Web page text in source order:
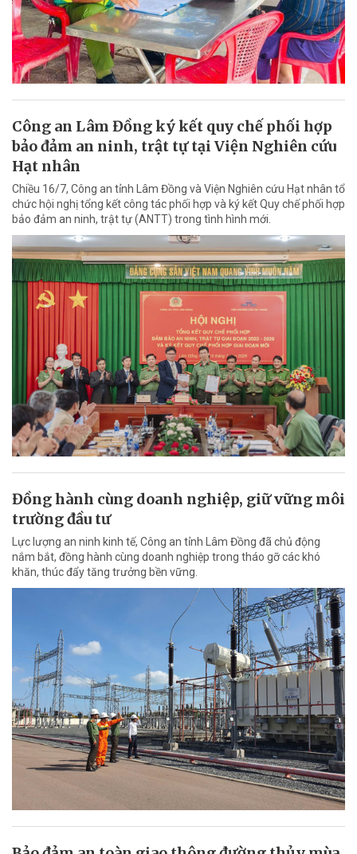
Công an Lâm Đồng ký kết quy chế phối hợp
bảo đảm an ninh, trật tự tại Viện Nghiên cứu
Hạt nhân
Chiều 16/7, Công an tỉnh Lâm Đồng và Viện Nghiên cứu Hạt nhân tổ
chức hội nghị tổng kết công tác phối hợp và ký kết Quy chế phối hợp
bảo đảm an ninh, trật tự (ANTT) trong tình hình mới.
Đồng hành cùng doanh nghiệp, giữ vững môi
trường đầu tư
Lực lượng an ninh kinh tế, Công an tỉnh Lâm Đồng đã chủ động
nắm bắt, đồng hành cùng doanh nghiệp trong tháo gỡ các khó
khăn, thúc đẩy tăng trưởng bền vững.